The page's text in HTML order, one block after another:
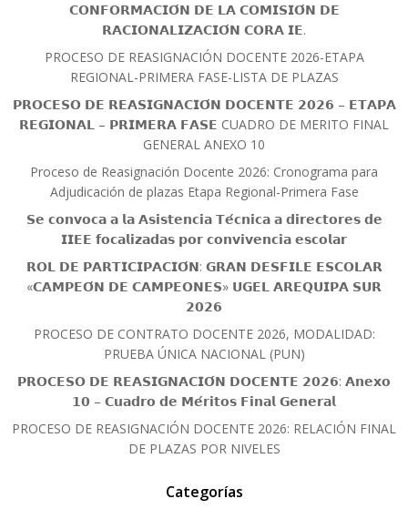
𝗖𝗢𝗡𝗙𝗢𝗥𝗠𝗔𝗖𝗜𝗢́𝗡 𝗗𝗘 𝗟𝗔 𝗖𝗢𝗠𝗜𝗦𝗜𝗢́𝗡 𝗗𝗘
𝗥𝗔𝗖𝗜𝗢𝗡𝗔𝗟𝗜𝗭𝗔𝗖𝗜𝗢́𝗡 𝗖𝗢𝗥𝗔 𝗜𝗘.
PROCESO DE REASIGNACIÓN DOCENTE 2026-ETAPA
REGIONAL-PRIMERA FASE-LISTA DE PLAZAS
𝗣𝗥𝗢𝗖𝗘𝗦𝗢 𝗗𝗘 𝗥𝗘𝗔𝗦𝗜𝗚𝗡𝗔𝗖𝗜𝗢́𝗡 𝗗𝗢𝗖𝗘𝗡𝗧𝗘 𝟮𝟬𝟮𝟲 – 𝗘𝗧𝗔𝗣𝗔
𝗥𝗘𝗚𝗜𝗢𝗡𝗔𝗟 – 𝗣𝗥𝗜𝗠𝗘𝗥𝗔 𝗙𝗔𝗦𝗘 CUADRO DE MERITO FINAL
GENERAL ANEXO 10
Proceso de Reasignación Docente 2026: Cronograma para
Adjudicación de plazas Etapa Regional-Primera Fase
𝗦𝗲 𝗰𝗼𝗻𝘃𝗼𝗰𝗮 𝗮 𝗹𝗮 𝗔𝘀𝗶𝘀𝘁𝗲𝗻𝗰𝗶𝗮 𝗧𝗲́𝗰𝗻𝗶𝗰𝗮 𝗮 𝗱𝗶𝗿𝗲𝗰𝘁𝗼𝗿𝗲𝘀 𝗱𝗲
𝗜𝗜𝗘𝗘 𝗳𝗼𝗰𝗮𝗹𝗶𝘇𝗮𝗱𝗮𝘀 𝗽𝗼𝗿 𝗰𝗼𝗻𝘃𝗶𝘃𝗲𝗻𝗰𝗶𝗮 𝗲𝘀𝗰𝗼𝗹𝗮𝗿
𝗥𝗢𝗟 𝗗𝗘 𝗣𝗔𝗥𝗧𝗜𝗖𝗜𝗣𝗔𝗖𝗜𝗢́𝗡: 𝗚𝗥𝗔𝗡 𝗗𝗘𝗦𝗙𝗜𝗟𝗘 𝗘𝗦𝗖𝗢𝗟𝗔𝗥
«𝗖𝗔𝗠𝗣𝗘𝗢́𝗡 𝗗𝗘 𝗖𝗔𝗠𝗣𝗘𝗢𝗡𝗘𝗦» 𝗨𝗚𝗘𝗟 𝗔𝗥𝗘𝗤𝗨𝗜𝗣𝗔 𝗦𝗨𝗥
𝟮𝟬𝟮𝟲
PROCESO DE CONTRATO DOCENTE 2026, MODALIDAD:
PRUEBA ÚNICA NACIONAL (PUN)
𝗣𝗥𝗢𝗖𝗘𝗦𝗢 𝗗𝗘 𝗥𝗘𝗔𝗦𝗜𝗚𝗡𝗔𝗖𝗜𝗢́𝗡 𝗗𝗢𝗖𝗘𝗡𝗧𝗘 𝟮𝟬𝟮𝟲: 𝗔𝗻𝗲𝘅𝗼
𝟭𝟬 – 𝗖𝘂𝗮𝗱𝗿𝗼 𝗱𝗲 𝗠𝗲́𝗿𝗶𝘁𝗼𝘀 𝗙𝗶𝗻𝗮𝗹 𝗚𝗲𝗻𝗲𝗿𝗮𝗹
PROCESO DE REASIGNACIÓN DOCENTE 2026: RELACIÓN FINAL
DE PLAZAS POR NIVELES
Categorías